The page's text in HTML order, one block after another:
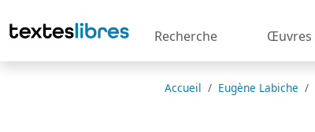
Recherche Œuvres
Accueil Eugène Labiche